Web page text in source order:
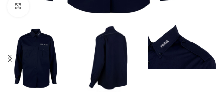
Click to enlarge